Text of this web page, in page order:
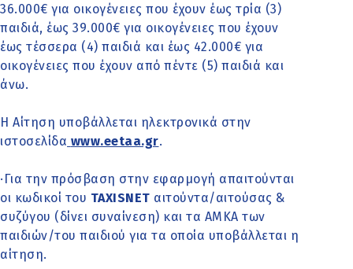
36.000€ για οικογένειες που έχουν έως τρία (3)
παιδιά, έως 39.000€ για οικογένειες που έχουν
έως τέσσερα (4) παιδιά και έως 42.000€ για
οικογένειες που έχουν από πέντε (5) παιδιά και
άνω.
Η Αίτηση υποβάλλεται ηλεκτρονικά στην
ιστοσελίδα www.eetaa.gr.
·Για την πρόσβαση στην εφαρμογή απαιτούνται
οι κωδικοί του TAXISNET αιτούντα/αιτούσας &
συζύγου (δίνει συναίνεση) και τα ΑΜΚΑ των
παιδιών/του παιδιού για τα οποία υποβάλλεται η
αίτηση.